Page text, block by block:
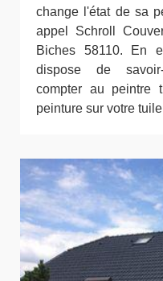
change l'état de sa
appel Schroll
Biches 58110. En
dispose de
compter au peintre
peinture sur votre